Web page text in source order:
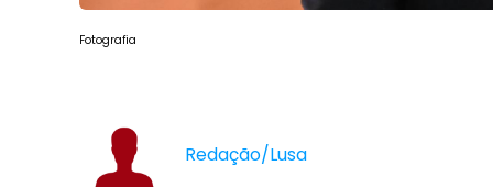
Fotografia
Redação/Lusa